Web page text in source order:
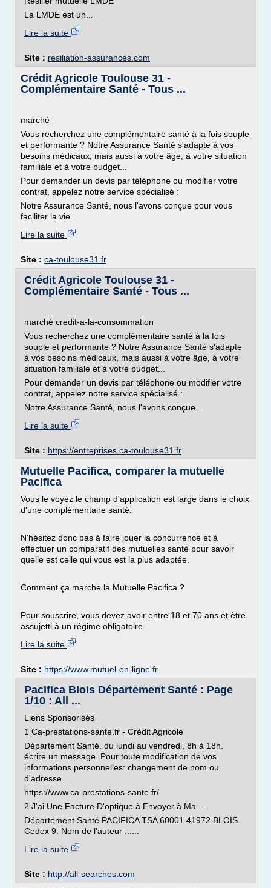
La LMDE est un...
Lire la suite
Site : resiliation-assurances.com
Crédit Agricole Toulouse 31 -
Complémentaire Santé - Tous ...
marché
Vous recherchez une complémentaire santé à la fois souple
et performante ? Notre Assurance Santé s'adapte à vos
besoins médicaux, mais aussi à votre âge, à votre situation
familiale et à votre budget...
Pour demander un devis par téléphone ou modifier votre
contrat, appelez notre service spécialisé :
Notre Assurance Santé, nous l'avons conçue pour vous
faciliter la vie...
Lire la suite
Site : ca-toulouse31.fr
Crédit Agricole Toulouse 31 -
Complémentaire Santé - Tous ...
marché credit-a-la-consommation
Vous recherchez une complémentaire santé à la fois
souple et performante ? Notre Assurance Santé s'adapte
à vos besoins médicaux, mais aussi à votre âge, à votre
situation familiale et à votre budget...
Pour demander un devis par téléphone ou modifier votre
contrat, appelez notre service spécialisé :
Notre Assurance Santé, nous l'avons conçue...
Lire la suite
Site : https://entreprises.ca-toulouse31.fr
Mutuelle Pacifica, comparer la mutuelle
Pacifica
Vous le voyez le champ d'application est large dans le choix
d'une complémentaire santé.
N'hésitez donc pas à faire jouer la concurrence et à
effectuer un comparatif des mutuelles santé pour savoir
quelle est celle qui vous est la plus adaptée.
Comment ça marche la Mutuelle Pacifica ?
Pour souscrire, vous devez avoir entre 18 et 70 ans et être
assujetti à un régime obligatoire...
Lire la suite
Site : https://www.mutuel-en-ligne.fr
Pacifica Blois Département Santé : Page
1/10 : All ...
Liens Sponsorisés
1 Ca-prestations-sante.fr - Crédit Agricole
Département Santé. du lundi au vendredi, 8h à 18h.
écrire un message. Pour toute modification de vos
informations personnelles: changement de nom ou
d'adresse ...
https://www.ca-prestations-sante.fr/
2 J'ai Une Facture D'optique à Envoyer à Ma ...
Département Santé PACIFICA TSA 60001 41972 BLOIS
Cedex 9. Nom de l'auteur ......
Lire la suite
Site : http://all-searches.com